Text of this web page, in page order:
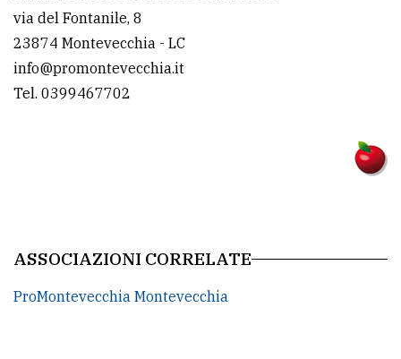
via del Fontanile, 8
23874 Montevecchia - LC
info@promontevecchia.it
Tel. 0399467702
ASSOCIAZIONI CORRELATE
ProMontevecchia Montevecchia